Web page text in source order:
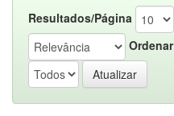
Resultados/Página
Ordenar